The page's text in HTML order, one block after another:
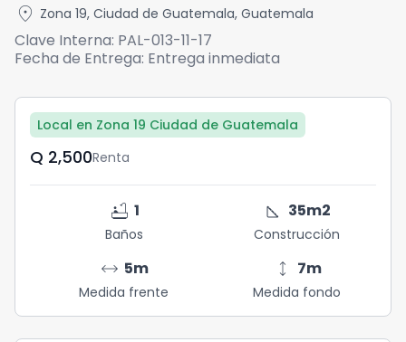
location_on Zona 19, Ciudad de Guatemala, Guatemala
Clave Interna: PAL-013-11-17
Fecha de Entrega: Entrega inmediata
Local en Zona 19 Ciudad de Guatemala
Q	2,500Renta
bathtub 1
Baños
square_foot 35m2
Construcción
arrow_range 5m
Medida frente
height 7m
Medida fondo